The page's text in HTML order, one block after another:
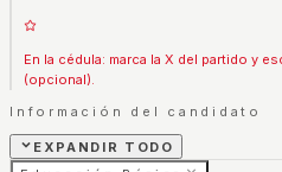
En la cédula: marca la X del partido y
(opcional).
Información del candidato
EXPANDIR TODO